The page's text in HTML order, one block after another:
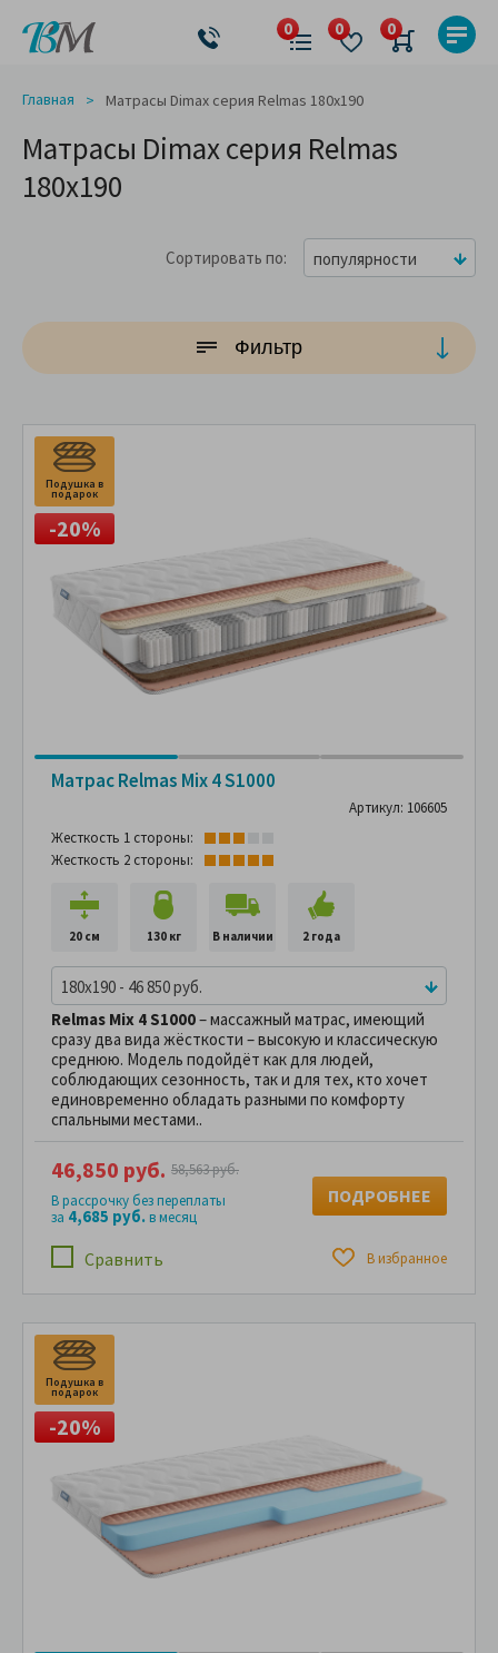
Главная Матрасы Dimax cерия Relmas 180x190
Матрасы Dimax cерия Relmas
180x190
Сортировать по популярности
Фильтр
Подушка в
подарок
-20%
Матрас Relmas Mix 4 S1000
Артикул: 106605
Жесткость 1 стороны:
Жесткость 2 стороны:
20 см 130 кг В наличии 2 года
180x190 - 46 850 руб.
Relmas Mix 4 S1000– массажный матрас, имеющий
сразу два вида жёсткости – высокую и классическую
среднюю. Модель подойдёт как для людей,
соблюдающих сезонность, так и для тех, кто хочет
единовременно обладать разными по комфорту
спальными местами..
Сравнить В избранное
46,850 руб. 58,563 руб.
В рассрочку без переплаты
за 4,685 руб.в месяц
ПОДРОБНЕЕ
Подушка в
подарок
-20%